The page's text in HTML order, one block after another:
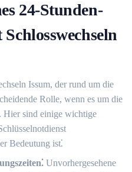
24-Stunden-
Issum, der rund um die
Rolle, wenn es um die
Hier sind einige wichtige
Bedeutung ist⁚
Unvorhergesehene